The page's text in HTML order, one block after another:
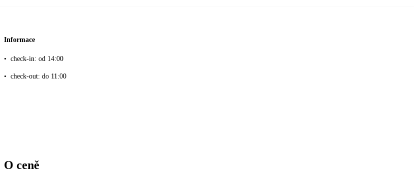
Informace
• check-in: od 14:00
• check-out: do 11:00
O ceně